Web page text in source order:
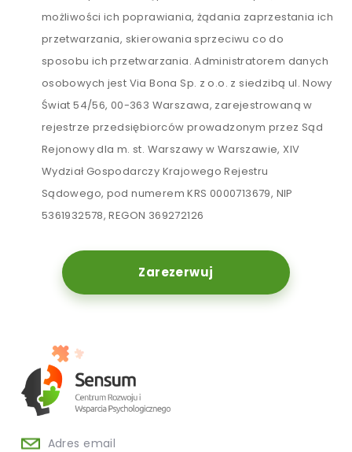
możliwości ich poprawiania, żądania zaprzestania ich
przetwarzania, skierowania sprzeciwu co do
sposobu ich przetwarzania. Administratorem danych
osobowych jest Via Bona Sp. z o.o. z siedzibą ul. Nowy
Świat 54/56, 00-363 Warszawa, zarejestrowaną w
rejestrze przedsiębiorców prowadzonym przez Sąd
Rejonowy dla m. st. Warszawy w Warszawie, XIV
Wydział Gospodarczy Krajowego Rejestru
Sądowego, pod numerem KRS 0000713679, NIP
5361932578, REGON 369272126
Zarezerwuj
Adres email